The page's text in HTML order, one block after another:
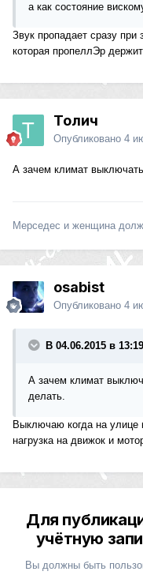
а как состояние
Звук пропадает сразу при
которая пропеллЭр
Толич
Опубликовано 4
А зачем климат
Мерседес и женщина
osabist
Опубликовано 4
В 04.06.2015 в
А зачем климат
делать.
Выключаю когда на
нагрузка на движок и
Для
учётную
Вы должны быть